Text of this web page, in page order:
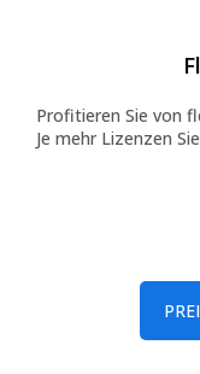
Profitieren Sie von
Je mehr Lizenzen